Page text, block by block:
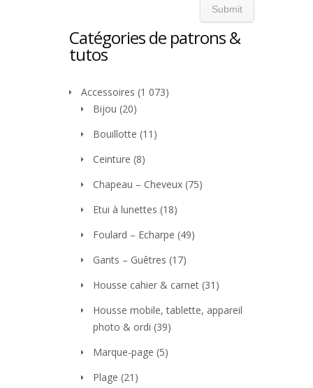
Catégories de patrons &
tutos
Accessoires (1 073)
Bijou (20)
Bouillotte (11)
Ceinture (8)
Chapeau – Cheveux (75)
Etui à lunettes (18)
Foulard – Echarpe (49)
Gants – Guêtres (17)
Housse cahier & carnet (31)
Housse mobile, tablette, appareil
photo & ordi (39)
Marque-page (5)
Plage (21)